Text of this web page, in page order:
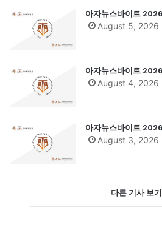
아자뉴스바이트
August 5, 2026
아자뉴스바이트
August 4, 2026
아자뉴스바이트
August 3, 2026
다른 기사 보기